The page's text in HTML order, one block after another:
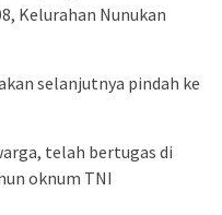
Kelurahan Nunukan
selanjutnya pindah ke
telah bertugas di
oknum TNI